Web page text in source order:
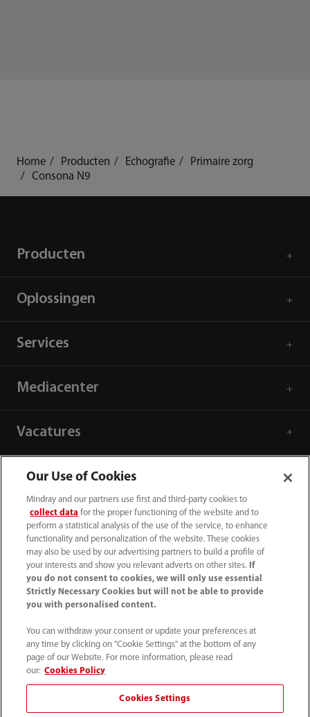
Home Producten Echografie
Primaire zorg
Consona N9
Producten
Oplossingen
Services
Mediacenter
Vacatures
Over ons
Contactgegevens
(31-33) 254 4911
Our Use of Cookies
Mindray and our partners use first and third-party cookies to
collect data for the proper functioning of the website and to
perform a statistical analysis of the use of the service, to enhance
functionality and personalization of the website. These cookies
may also be used by our advertising partners to build a profile of
your interests and show you relevant adverts on other sites.
If
you do not consent to cookies, we will only use essential
Strictly Necessary Cookies but will not be able to provide
you with personalised content.
You can withdraw your consent or update your preferences at
any time by clicking on "Cookie Settings" at the bottom of any
page of our Website. For more information, please read
our: Cookies Policy
Cookies Settings